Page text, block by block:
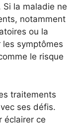
Si la maladie ne
notamment
ou la
les symptômes
le risque
traitements
ses défis.
éclairer ce